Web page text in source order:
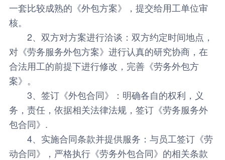
一套比较成熟的《外包方案》，提交给用工单位审
核。
2、双方对方案进行洽谈：双方约定时间地点，
对《劳务服务外包方案》进行认真的研究协商，在
合法用工的前提下进行修改，完善《劳务外包方
案》。
3、签订《外包合同》：明确各自的权利，义
务，责任，依据相关法律法规，签订《劳务服务外
包合同》.
4、实施合同条款并提供服务：与员工签订《劳
动合同》，严格执行《劳务外包合同》的相关条款